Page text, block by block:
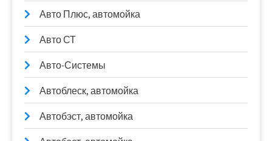
Авто Плюс, автомойка
Авто СТ
Авто-Системы
Автоблеск, автомойка
Автобэст, автомойка